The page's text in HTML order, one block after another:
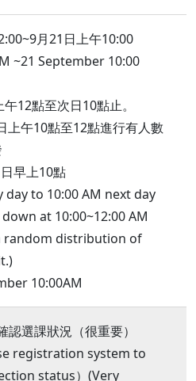
月21日上午10:00
~21 September 10:00
12點至次日10點止。
上午10點至12點進行有人數
早上10點
day to 10:00 AM next day
at 10:00~12:00 AM
random distribution of
10:00AM
認選課狀況（很重要）
registration system to
status）(Very